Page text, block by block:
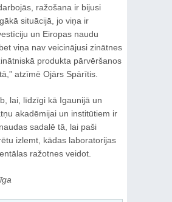
ražošana ir bijusi
situācijā, jo viņa ir
un Eiropas naudu
viņa nav veicinājusi zinātnes
produkta pārvēršanos
atzīmē Ojārs Spārītis.
lai, līdzīgi kā Igaunijā un
akadēmijai un institūtiem ir
sadalē tā, lai paši
izlemt, kādas laboratorijas
ražotnes veidot.